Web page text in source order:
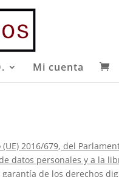
Mi cuenta
(UE) 2016/679, del
datos personales y a la
de los derechos